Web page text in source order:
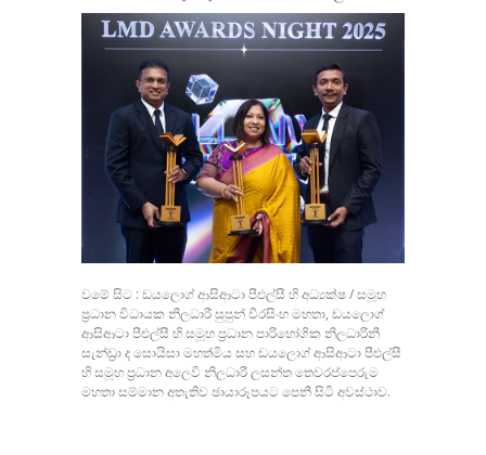
වමේ සිට : ඩයලොග් ආසිආටා පීඑල්සී හි අධ්‍යක්ෂ / සමූහ
ප්‍රධාන විධායක නිලධාරී සුපුන් වීරසිංහ මහතා, ඩයලොග්
ආසිආටා පීඑල්සී හි සමූහ ප්‍රධාන පාරිභෝගික නිලධාරිනී
සැන්ඩ්‍රා ද සොයිසා මහත්මිය සහ ඩයලොග් ආසිආටා පීඑල්සී
හි සමූහ ප්‍රධාන අලෙවි නිලධාරී ලසන්ත තෙවරප්පෙරුම
මහතා සම්මාන අතැතිව ඡායාරූපයට පෙනී සිටි අවස්ථාව.